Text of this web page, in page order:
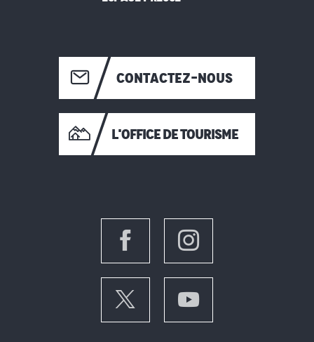
CONTACTEZ-NOUS
L'OFFICE DE TOURISME